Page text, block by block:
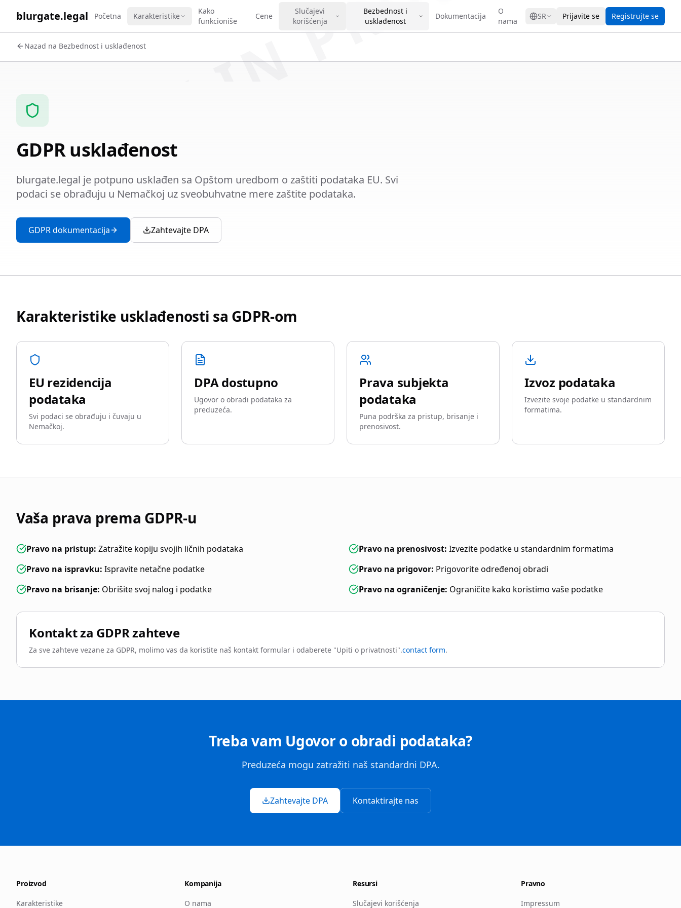
blurgate.legal Početna Karakteristike
Kako
funkcioniše
Cene
Slučajevi
korišćenja
Bezbednost i
usklađenost
Dokumentacija
O
nama
SR Prijavite se Registrujte se
Nazad na Bezbednost i usklađenost
GDPR usklađenost
blurgate.legal je potpuno usklađen sa Opštom uredbom o zaštiti podataka EU. Svi
podaci se obrađuju u Nemačkoj uz sveobuhvatne mere zaštite podataka.
GDPR dokumentacija Zahtevajte DPA
Karakteristike usklađenosti sa GDPR-om
EU rezidencija
podataka
Svi podaci se obrađuju i čuvaju u
Nemačkoj.
DPA dostupno
Ugovor o obradi podataka za
preduzeća.
Prava subjekta
podataka
Puna podrška za pristup, brisanje i
prenosivost.
Izvoz podataka
Izvezite svoje podatke u standardnim
formatima.
Vaša prava prema GDPR-u
Pravo na pristup: Zatražite kopiju svojih ličnih podataka
Pravo na ispravku: Ispravite netačne podatke
Pravo na brisanje: Obrišite svoj nalog i podatke
Pravo na prenosivost: Izvezite podatke u standardnim formatima
Pravo na prigovor: Prigovorite određenoj obradi
Pravo na ograničenje: Ograničite kako koristimo vaše podatke
Kontakt za GDPR zahteve
Za sve zahteve vezane za GDPR, molimo vas da koristite naš kontakt formular i odaberete "Upiti o privatnosti".contact form.
Treba vam Ugovor o obradi podataka?
Preduzeća mogu zatražiti naš standardni DPA.
Zahtevajte DPA Kontaktirajte nas
Proizvod
Karakteristike
Kompanija
O nama
Resursi
Slučajevi korišćenja
Pravno
Impressum